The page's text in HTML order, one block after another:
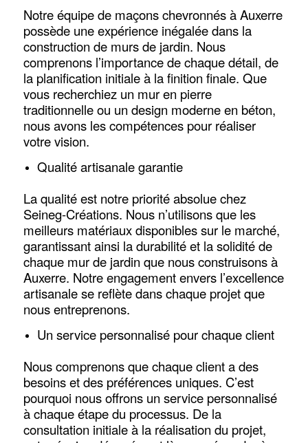
Notre équipe de maçons chevronnés à Auxerre
possède une expérience inégalée dans la
construction de murs de jardin. Nous
comprenons l’importance de chaque détail, de
la planification initiale à la finition finale. Que
vous recherchiez un mur en pierre
traditionnelle ou un design moderne en béton,
nous avons les compétences pour réaliser
votre vision.
Qualité artisanale garantie
La qualité est notre priorité absolue chez
Seineg-Créations. Nous n’utilisons que les
meilleurs matériaux disponibles sur le marché,
garantissant ainsi la durabilité et la solidité de
chaque mur de jardin que nous construisons à
Auxerre. Notre engagement envers l’excellence
artisanale se reflète dans chaque projet que
nous entreprenons.
Un service personnalisé pour chaque client
Nous comprenons que chaque client a des
besoins et des préférences uniques. C’est
pourquoi nous offrons un service personnalisé
à chaque étape du processus. De la
consultation initiale à la réalisation du projet,